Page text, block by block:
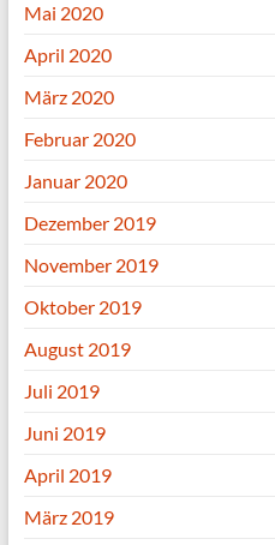
Mai 2020
April 2020
März 2020
Februar 2020
Januar 2020
Dezember 2019
November 2019
Oktober 2019
August 2019
Juli 2019
Juni 2019
April 2019
März 2019